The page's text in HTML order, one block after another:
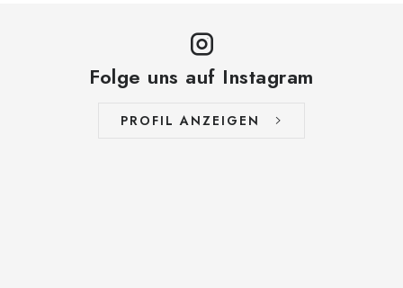
Folge uns auf Instagram
PROFIL ANZEIGEN